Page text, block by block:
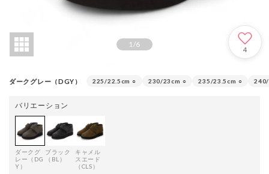
1/6
4
ダークグレー（DGY） 225/22.5cm ○ 230/23cm ○ 235/23.5cm ○
バリエーション
ダークグ
レー（DG
Y）
ブラック
（BL）
キャメル
スエード
（CLS）